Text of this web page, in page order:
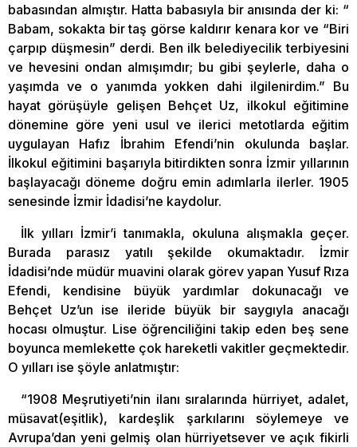
babasından almıştır. Hatta babasıyla bir anısında der ki: “
Babam, sokakta bir taş görse kaldırır kenara kor ve “Biri
çarpıp düşmesin” derdi. Ben ilk belediyecilik terbiyesini
ve hevesini ondan almışımdır; bu gibi şeylerle, daha o
yaşımda ve o yanımda yokken dahi ilgilenirdim.” Bu
hayat görüşüyle gelişen Behçet Uz, ilkokul eğitimine
dönemine göre yeni usul ve ilerici metotlarda eğitim
uygulayan Hafız İbrahim Efendi’nin okulunda başlar.
İlkokul eğitimini başarıyla bitirdikten sonra İzmir yıllarının
başlayacağı döneme doğru emin adımlarla ilerler. 1905
senesinde İzmir İdadisi’ne kaydolur.
İlk yılları İzmir’i tanımakla, okuluna alışmakla geçer.
Burada parasız yatılı şekilde okumaktadır. İzmir
İdadisi’nde müdür muavini olarak görev yapan Yusuf Rıza
Efendi, kendisine büyük yardımlar dokunacağı ve
Behçet Uz’un ise ileride büyük bir saygıyla anacağı
hocası olmuştur. Lise öğrenciliğini takip eden beş sene
boyunca memlekette çok hareketli vakitler geçmektedir.
O yılları ise şöyle anlatmıştır:
“1908 Meşrutiyeti’nin ilanı sıralarında hürriyet, adalet,
müsavat(eşitlik), kardeşlik şarkılarını söylemeye ve
Avrupa’dan yeni gelmiş olan hürriyetsever ve açık fikirli